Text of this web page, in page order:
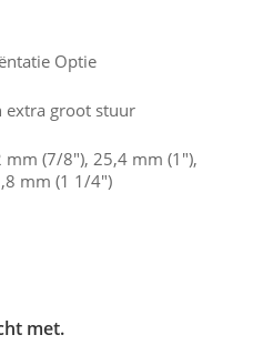
Optie
extra groot stuur
(7/8"), 25,4 mm (1"),
mm (1 1/4")
met.